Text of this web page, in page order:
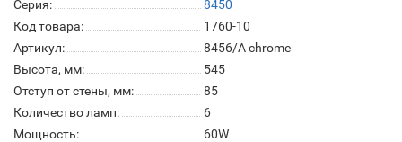
Серия:
8450
Код товара:
1760-10
Артикул:
8456/A chrome
Высота, мм:
545
Отступ от стены, мм:
85
Количество ламп:
6
Мощность:
60W